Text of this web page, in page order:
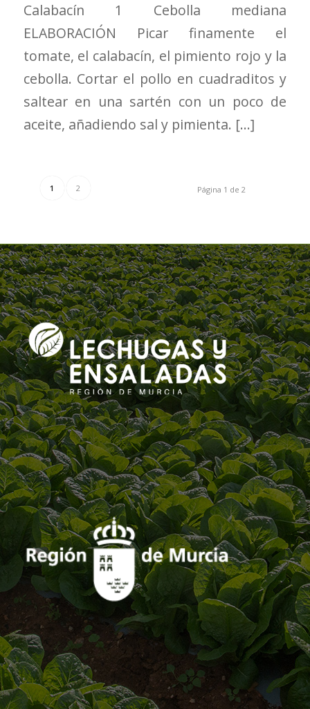
Calabacín 1 Cebolla mediana
ELABORACIÓN Picar finamente el
tomate, el calabacín, el pimiento rojo y la
cebolla. Cortar el pollo en cuadraditos y
saltear en una sartén con un poco de
aceite, añadiendo sal y pimienta. […]
Página 1 de 2
1 2